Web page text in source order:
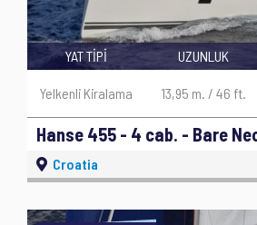
YAT TİPİ
Yelkenli Kiralama
UZUNLUK
13,95 m. / 46 ft.
Croatia